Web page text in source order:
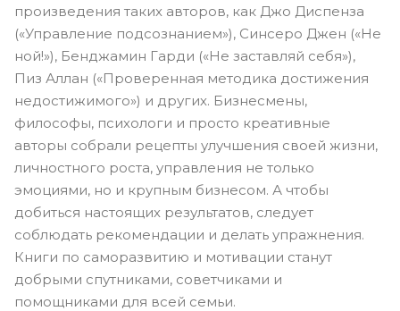
произведения таких авторов, как Джо Диспенза
(«Управление подсознанием»), Синсеро Джен («Не
ной!»), Бенджамин Гарди («Не заставляй себя»),
Пиз Аллан («Проверенная методика достижения
недостижимого») и других. Бизнесмены,
философы, психологи и просто креативные
авторы собрали рецепты улучшения своей жизни,
личностного роста, управления не только
эмоциями, но и крупным бизнесом. А чтобы
добиться настоящих результатов, следует
соблюдать рекомендации и делать упражнения.
Книги по саморазвитию и мотивации станут
добрыми спутниками, советчиками и
помощниками для всей семьи.